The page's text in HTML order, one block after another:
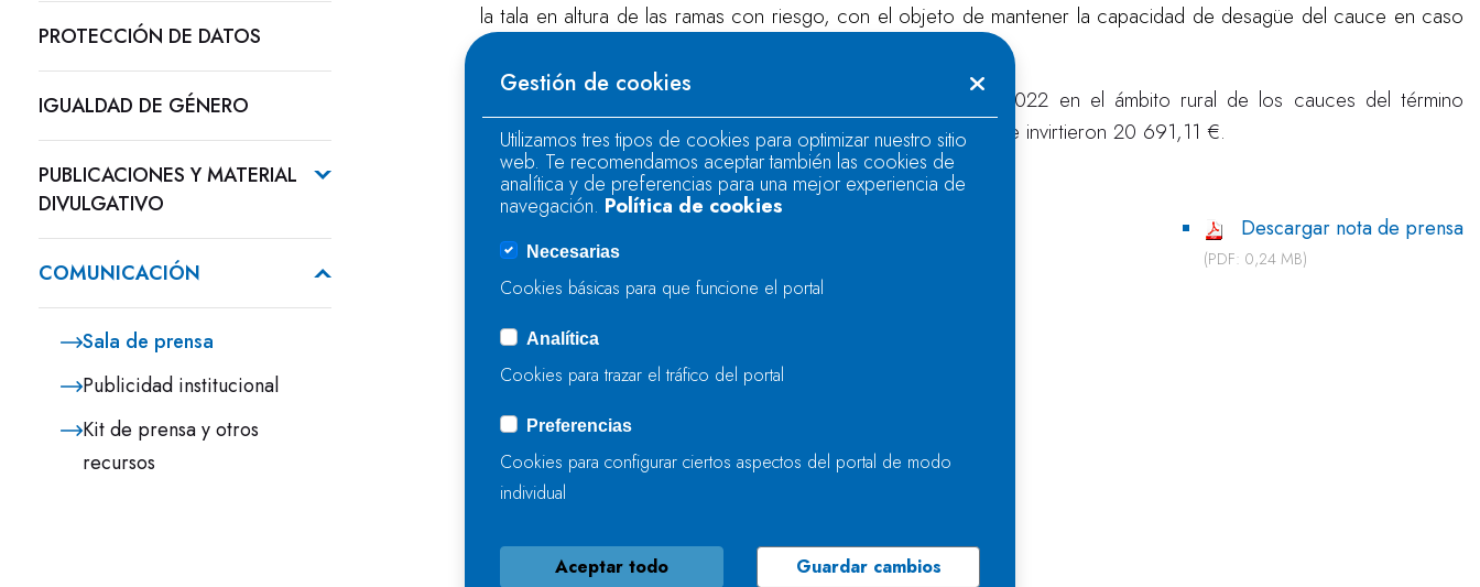
PROTECCIÓN DE DATOS
IGUALDAD DE GÉNERO
PUBLICACIONES Y MATERIAL
DIVULGATIVO
COMUNICACIÓN
Sala de prensa
Publicidad institucional
Kit de prensa y otros
recursos
la tala en altura de las ramas con riesgo, con el objeto de mantener la capacidad de desagüe del cauce en caso
Estas labores complementan los trabajos realizados en el 2022 en el ámbito rural de los cauces del término
municipal de Colunga antes de la firma del convenio, donde se invirtieron 20 691,11 €.
Descargar nota de prensa
(PDF: 0,24 MB)
Gestión de cookies
Utilizamos tres tipos de cookies para optimizar nuestro sitio
web. Te recomendamos aceptar también las cookies de
analítica y de preferencias para una mejor experiencia de
navegación. Política de cookies
Necesarias
Cookies básicas para que funcione el portal
Analítica
Cookies para trazar el tráfico del portal
Preferencias
Cookies para configurar ciertos aspectos del portal de modo
individual
Aceptar todo Guardar cambios